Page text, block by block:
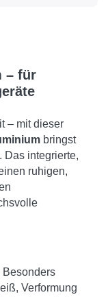
– für
– mit dieser
bringst
Das integrierte,
ruhigen,
Besonders
Verformung